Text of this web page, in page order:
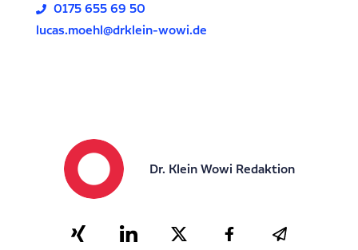
0175 655 69 50
lucas.moehl@drklein-wowi.de
Dr. Klein Wowi Redaktion